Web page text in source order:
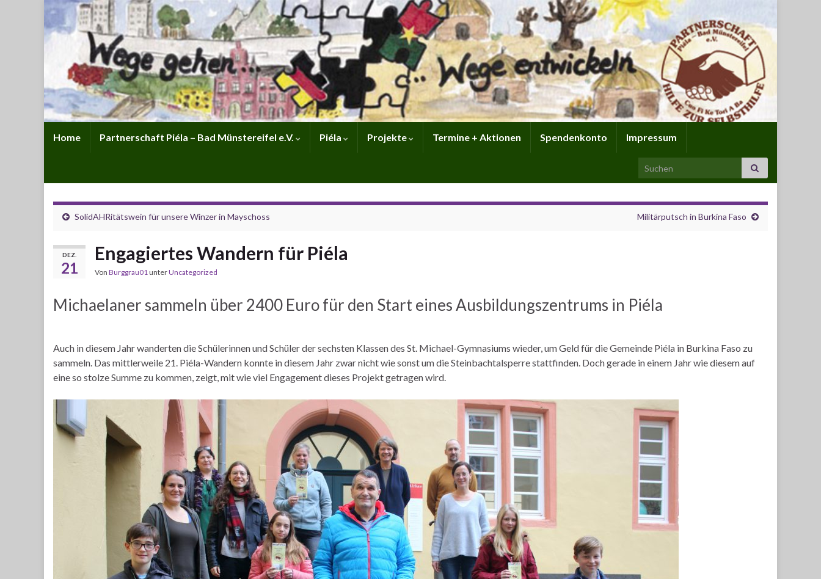
Home Partnerschaft Piéla – Bad Münstereifel e.V. Piéla Projekte Termine + Aktionen Spendenkonto Impressum
Search for:
SolidAHRitätswein für unsere Winzer in Mayschoss Militärputsch in Burkina Faso
DEZ.
21
Engagiertes Wandern für Piéla
Von Burggrau01unterUncategorized
Michaelaner sammeln über 2400 Euro für den Start eines Ausbildungszentrums in Piéla
Auch in diesem Jahr wanderten die Schülerinnen und Schüler der sechsten Klassen des St. Michael-Gymnasiums wieder, um Geld für die Gemeinde Piéla in Burkina Faso zu
sammeln. Das mittlerweile 21. Piéla-Wandern konnte in diesem Jahr zwar nicht wie sonst um die Steinbachtalsperre stattfinden. Doch gerade in einem Jahr wie diesem auf
eine so stolze Summe zu kommen, zeigt, mit wie viel Engagement dieses Projekt getragen wird.